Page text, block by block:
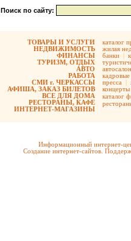
Поиск по сайту:
ТОВАРЫ И УСЛУГИ
НЕДВИЖИМОСТЬ
ФИНАНСЫ
ТУРИЗМ, ОТДЫХ
АВТО
РАБОТА
СМИ г. ЧЕРКАССЫ
АФИША, ЗАКАЗ БИЛЕТОВ
ВСЕ ДЛЯ ДОМА
РЕСТОРАНЫ, КАФЕ
ИНТЕРНЕТ-МАГАЗИНЫ
каталог
жилая
банки |
кадровые
пресса |
концерты
каталог
Информационный интернет-
Создание интернет-сайтов.